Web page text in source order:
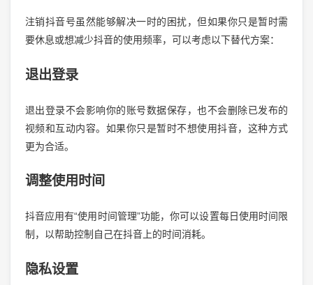
注销抖音号虽然能够解决一时的困扰，但如果你只是暂时需
要休息或想减少抖音的使用频率，可以考虑以下替代方案：
退出登录
退出登录不会影响你的账号数据保存，也不会删除已发布的
视频和互动内容。如果你只是暂时不想使用抖音，这种方式
更为合适。
调整使用时间
抖音应用有“使用时间管理”功能，你可以设置每日使用时间限
制，以帮助控制自己在抖音上的时间消耗。
隐私设置